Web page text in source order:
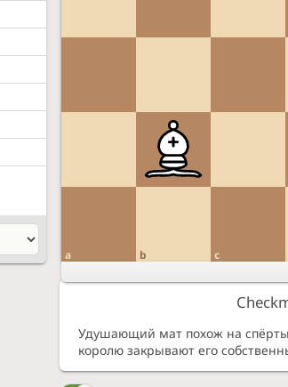
a b c
Удушающий мат похож на
королю закрывают его